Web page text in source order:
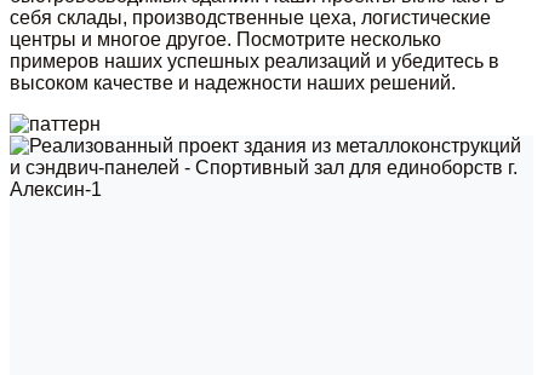
себя склады, производственные цеха, логистические
центры и многое другое. Посмотрите несколько
примеров наших успешных реализаций и убедитесь в
высоком качестве и надежности наших решений.